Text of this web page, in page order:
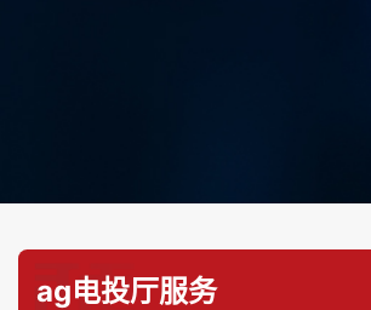
ag电投厅服务